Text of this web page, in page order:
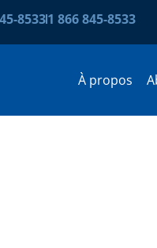
1 866 845‑8533
À propos